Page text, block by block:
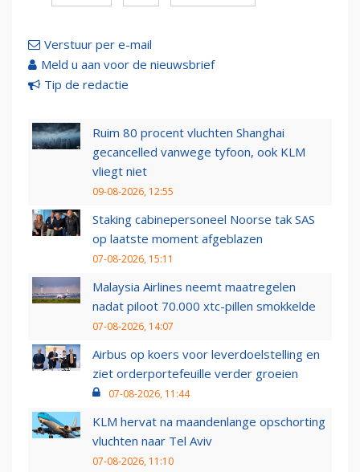
Verstuur per e-mail
Meld u aan voor de nieuwsbrief
Tip de redactie
Ruim 80 procent vluchten Shanghai
gecancelled vanwege tyfoon, ook KLM
vliegt niet
09-08-2026, 12:55
Staking cabinepersoneel Noorse tak SAS
op laatste moment afgeblazen
07-08-2026, 15:11
Malaysia Airlines neemt maatregelen
nadat piloot 70.000 xtc-pillen smokkelde
07-08-2026, 14:07
Airbus op koers voor leverdoelstelling en
ziet orderportefeuille verder groeien
07-08-2026, 11:44
KLM hervat na maandenlange opschorting
vluchten naar Tel Aviv
07-08-2026, 11:10